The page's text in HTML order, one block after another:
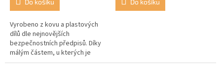
Do košíku
Vyrobeno z kovu a plastových
dílů dle nejnovějších
bezpečnostních předpisů. Díky
málým částem, u kterých je
možné jejich spolknutí, není
Do košíku